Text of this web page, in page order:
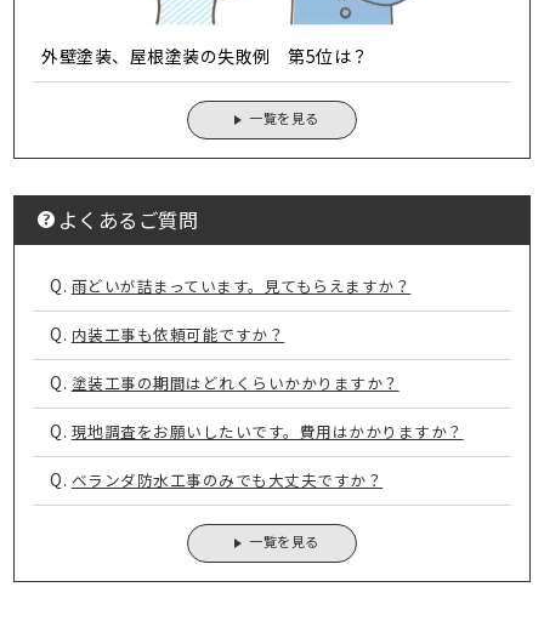
外壁塗装、屋根塗装の失敗例 第5位は？
一覧を見る
よくあるご質問
Q. 雨どいが詰まっています。見てもらえますか？
Q. 内装工事も依頼可能ですか？
Q. 塗装工事の期間はどれくらいかかりますか？
Q. 現地調査をお願いしたいです。費用はかかりますか？
Q. ベランダ防水工事のみでも大丈夫ですか？
一覧を見る